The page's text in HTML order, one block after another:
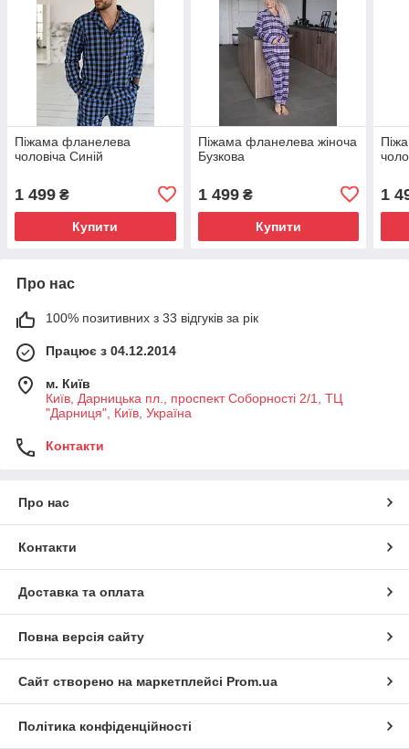
Піжама фланелева
чоловіча Синій
1 499 ₴
Купити
Піжама фланелева жіноча
Бузкова
1 499₴
Купити
1
Про нас
100% позитивних з 33 відгуків за рік
Працює з 04.12.2014
м. Київ
Київ, Дарницька пл., проспект Соборності 2/1, ТЦ
"Дарниця", Київ, Україна
Контакти
Про нас
Контакти
Доставка та оплата
Повна версія сайту
Сайт створено на маркетплейсі Prom.ua
Політика конфіденційності